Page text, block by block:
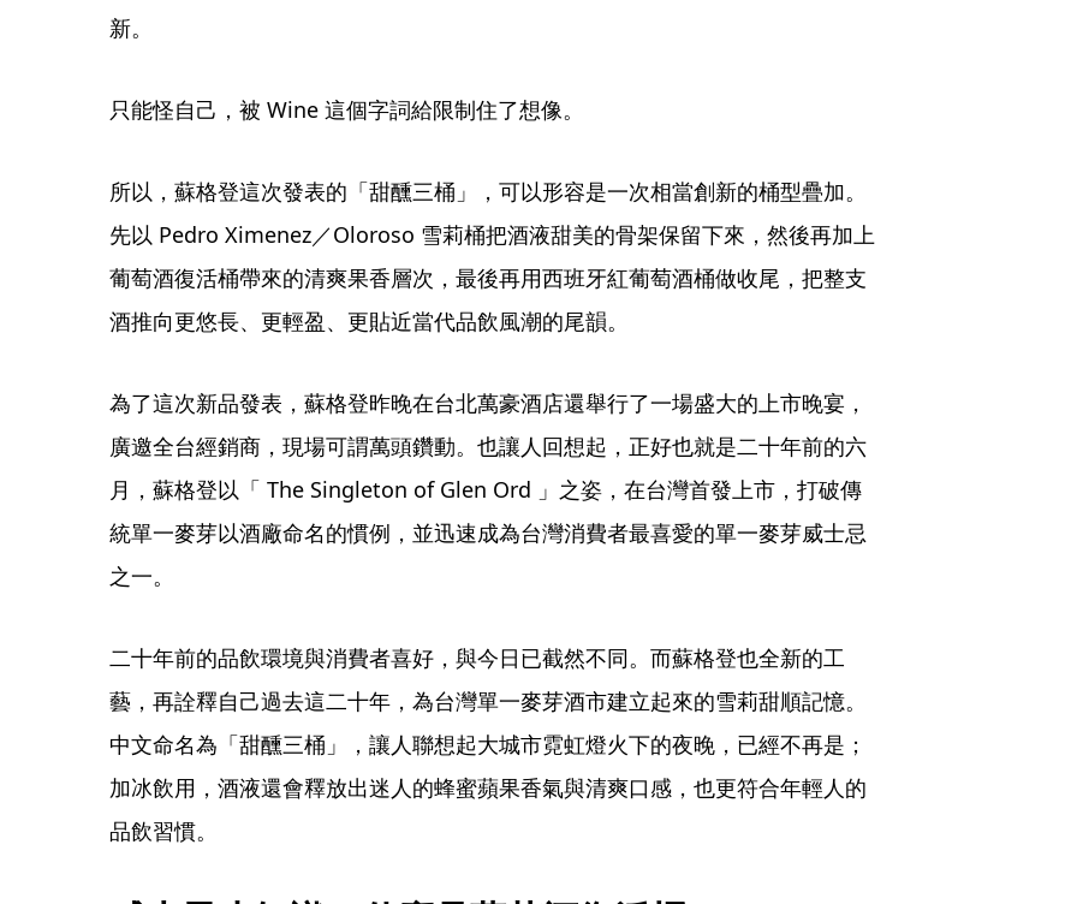
新。
只能怪自己，被 Wine 這個字詞給限制住了想像。
所以，蘇格登這次發表的「甜醺三桶」，可以形容是一次相當創新的桶型疊加。
先以 Pedro Ximenez／Oloroso 雪莉桶把酒液甜美的骨架保留下來，然後再加上
葡萄酒復活桶帶來的清爽果香層次，最後再用西班牙紅葡萄酒桶做收尾，把整支
酒推向更悠長、更輕盈、更貼近當代品飲風潮的尾韻。
為了這次新品發表，蘇格登昨晚在台北萬豪酒店還舉行了一場盛大的上市晚宴，
廣邀全台經銷商，現場可謂萬頭鑽動。也讓人回想起，正好也就是二十年前的六
月，蘇格登以「 The Singleton of Glen Ord 」之姿，在台灣首發上市，打破傳
統單一麥芽以酒廠命名的慣例，並迅速成為台灣消費者最喜愛的單一麥芽威士忌
之一。
二十年前的品飲環境與消費者喜好，與今日已截然不同。而蘇格登也全新的工
藝，再詮釋自己過去這二十年，為台灣單一麥芽酒市建立起來的雪莉甜順記憶。
中文命名為「甜醺三桶」，讓人聯想起大城市霓虹燈火下的夜晚，已經不再是；
加冰飲用，酒液還會釋放出迷人的蜂蜜蘋果香氣與清爽口感，也更符合年輕人的
品飲習慣。